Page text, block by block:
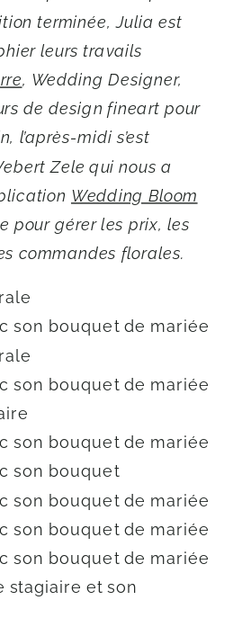
terminée, Julia est
leurs travails
, Wedding Designer,
de design fineart pour
l’après-midi s’est
Zele qui nous a
Wedding Bloom
pour gérer les prix, les
commandes florales.